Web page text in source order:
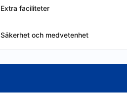
Extra faciliteter
Säkerhet och medvetenhet